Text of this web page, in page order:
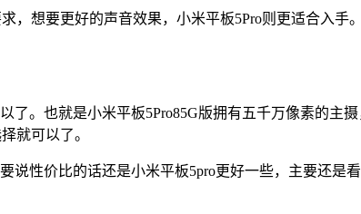
，想要更好的声音效果，小米平板5Pro则更适合入
了。也就是小米平板5Pro85G版拥有五千万像素的
就可以了。
说性价比的话还是小米平板5pro更好一些，主要还是看